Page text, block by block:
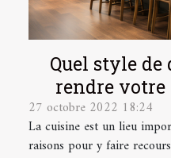
Quel style
rendre votre
27 octobre 2022 18:24
La cuisine est un lieu
raisons pour y faire